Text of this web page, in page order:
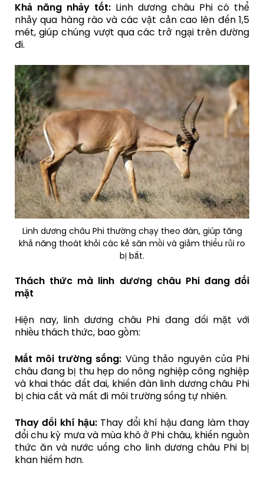
Khả năng nhảy tốt: Linh dương châu Phi có thể
nhảy qua hàng rào và các vật cản cao lên đến 1,5
mét, giúp chúng vượt qua các trở ngại trên đường
đi.
Linh dương châu Phi thường chạy theo đàn, giúp tăng
khả năng thoát khỏi các kẻ săn mồi và giảm thiểu rủi ro
bị bắt.
Thách thức mà linh dương châu Phi đang đối
mặt
Hiện nay, linh dương châu Phi đang đối mặt với
nhiều thách thức, bao gồm:
Mất môi trường sống: Vùng thảo nguyên của Phi
châu đang bị thu hẹp do nông nghiệp công nghiệp
và khai thác đất đai, khiến đàn linh dương châu Phi
bị chia cắt và mất đi môi trường sống tự nhiên.
Thay đổi khí hậu:Thay đổi khí hậu đang làm thay
đổi chu kỳ mưa và mùa khô ở Phi châu, khiến nguồn
thức ăn và nước uống cho linh dương châu Phi bị
khan hiếm hơn.